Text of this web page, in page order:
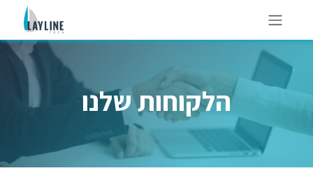
Skip to Content
הלקוחות שלנו